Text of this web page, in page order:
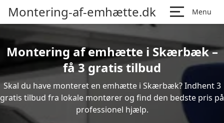
Montering-af-emhætte.dk Menu
Montering af emhætte i Skærbæk –
få 3 gratis tilbud
Skal du have monteret en emhætte i Skærbæk? Indhent 3
gratis tilbud fra lokale montører og find den bedste pris på
professionel hjælp.